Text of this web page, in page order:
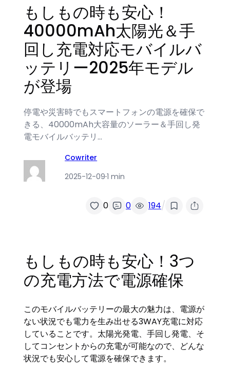
もしもの時も安心！
40000mAh太陽光＆手
回し充電対応モバイルバ
ッテリー2025年モデル
が登場
停電や災害時でもスマートフォンの電源を確保で
きる、40000mAh大容量のソーラー＆手回し発
電モバイルバッテリ…
Cowriter
2025-12-09·1 min
0 0 194/
もしもの時も安心！3つ
の充電方法で電源確保
このモバイルバッテリーの最大の魅力は、電源が
ない状況でも電力を生み出せる3WAY充電に対応
していることです。太陽光発電、手回し発電、そ
してコンセントからの充電が可能なので、どんな
状況でも安心して電源を確保できます。